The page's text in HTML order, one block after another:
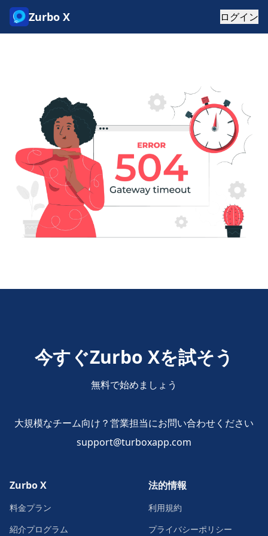
Zurbo X ログイン
今すぐZurbo Xを試そう
無料で始めましょう
大規模なチーム向け？営業担当にお問い合わせください
support@turboxapp.com
Zurbo X
料金プラン
紹介プログラム
法的情報
利用規約
プライバシーポリシー